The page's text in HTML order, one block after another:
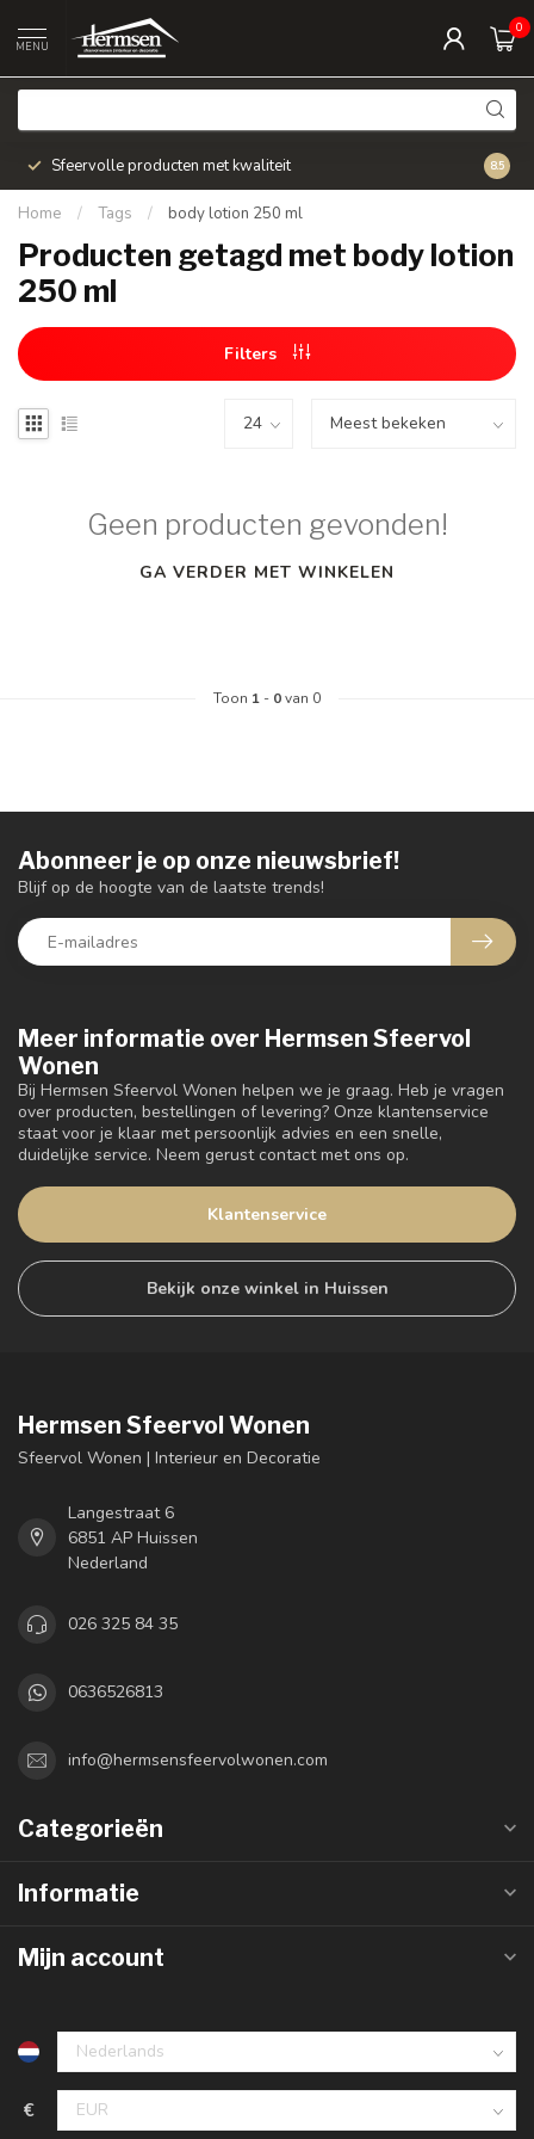
MENU
0
Sfeervolle producten met kwaliteit Snel
8.5
Home / Tags / body lotion 250 ml
Producten getagd met body lotion
250 ml
Filters
Geen producten gevonden!
GA VERDER MET WINKELEN
Toon 1 - 0van 0
Meer informatie over Hermsen Sfeervol
Wonen
Bij Hermsen Sfeervol Wonen helpen we je graag. Heb je vragen
over producten, bestellingen of levering? Onze klantenservice
staat voor je klaar met persoonlijk advies en een snelle,
duidelijke service. Neem gerust contact met ons op.
Klantenservice
Bekijk onze winkel in Huissen
Abonneer je op onze nieuwsbrief!
Blijf op de hoogte van de laatste trends!
Hermsen Sfeervol Wonen
Sfeervol Wonen | Interieur en Decoratie
Langestraat 6
6851 AP Huissen
Nederland
026 325 84 35
0636526813
info@hermsensfeervolwonen.com
Categorieën
Informatie
Mijn account
€